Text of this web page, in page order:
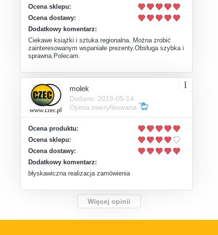
Ocena sklepu:
Ocena dostawy:
Dodatkowy komentarz:
Ciekawe książki i sztuka regionalna. Można zrobić
zainteresowanym wspaniałe prezenty.Obsługa szybka i
sprawna.Polecam.
molek
Dodano: 2019-05-14
Opinia zweryfikowana
Ocena produktu:
Ocena sklepu:
Ocena dostawy:
Dodatkowy komentarz:
błyskawiczna realizacja zamówienia
Więcej opinii